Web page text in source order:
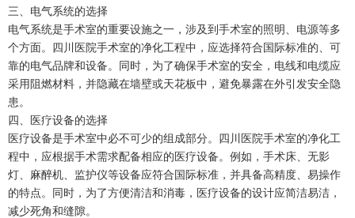
三、电气系统的选择
电气系统是手术室的重要设施之一，涉及到手术室的照明、电源等多
个方面。四川医院手术室的净化工程中，应选择符合国际标准的、可
靠的电气品牌和设备。同时，为了确保手术室的安全，电线和电缆应
采用阻燃材料，并隐藏在墙壁或天花板中，避免暴露在外引发安全隐
患。
四、医疗设备的选择
医疗设备是手术室中必不可少的组成部分。四川医院手术室的净化工
程中，应根据手术需求配备相应的医疗设备。例如，手术床、无影
灯、麻醉机、监护仪等设备应符合国际标准，并具备高精度、易操作
的特点。同时，为了方便清洁和消毒，医疗设备的设计应简洁易洁，
减少死角和缝隙。